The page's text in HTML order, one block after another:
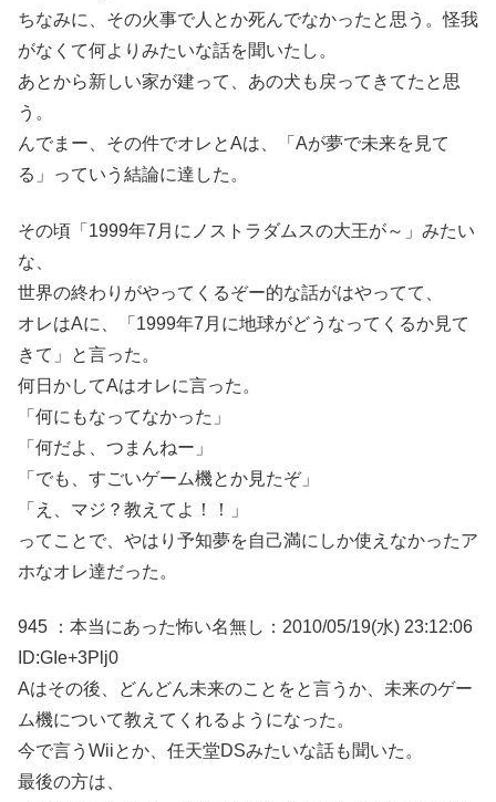
ちなみに、その火事で人とか死んでなかったと思う。怪我
がなくて何よりみたいな話を聞いたし。
あとから新しい家が建って、あの犬も戻ってきてたと思
う。
んでまー、その件でオレとAは、「Aが夢で未来を見て
る」っていう結論に達した。
その頃「1999年7月にノストラダムスの大王が～」みたい
な、
世界の終わりがやってくるぞー的な話がはやってて、
オレはAに、「1999年7月に地球がどうなってくるか見て
きて」と言った。
何日かしてAはオレに言った。
「何にもなってなかった」
「何だよ、つまんねー」
「でも、すごいゲーム機とか見たぞ」
「え、マジ？教えてよ！！」
ってことで、やはり予知夢を自己満にしか使えなかったア
ホなオレ達だった。
945 ：本当にあった怖い名無し：2010/05/19(水) 23:12:06
ID:GIe+3Plj0
Aはその後、どんどん未来のことをと言うか、未来のゲー
ム機について教えてくれるようになった。
今で言うWiiとか、任天堂DSみたいな話も聞いた。
最後の方は、